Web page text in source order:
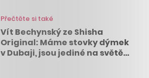
Přečtěte si také
Vít Bechynský ze Shisha
Original: Máme stovky dýmek
v Dubaji, jsou jediné na světě z